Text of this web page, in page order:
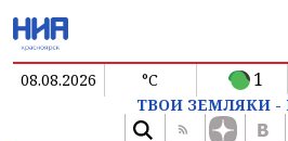
08.08.2026 °C 1
ТВОИ ЗЕМЛЯКИ -